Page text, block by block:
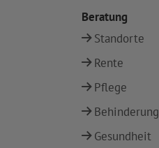
Beratung
Standorte
Rente
Pflege
Behinderung
Gesundheit